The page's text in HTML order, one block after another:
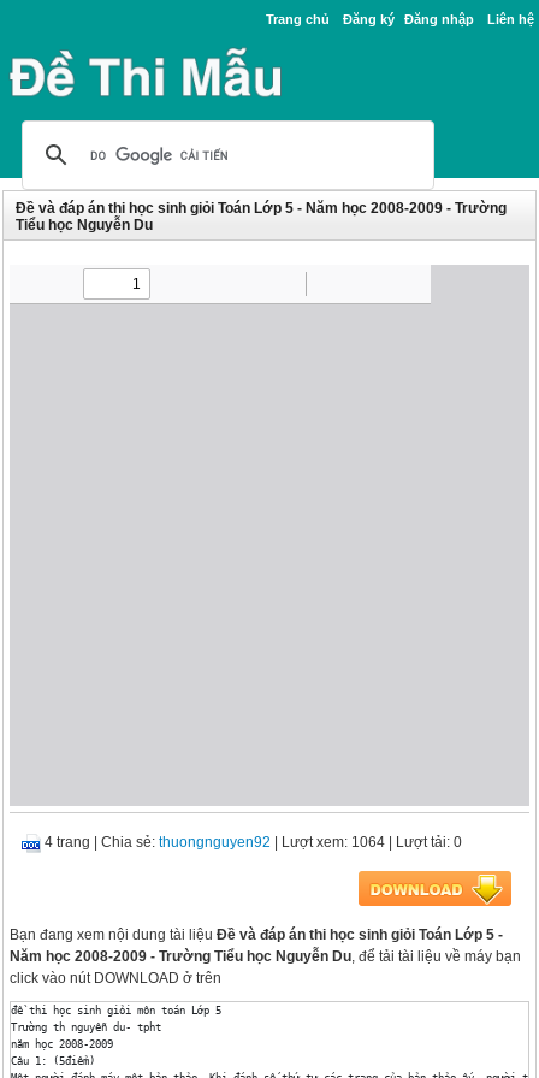
Trang chủ Đăng ký Đăng nhập Liên hệ
Đề và đáp án thi học sinh giỏi Toán Lớp 5 - Năm học 2008-2009 - Trường
Tiểu học Nguyễn Du
4 trang |Chia sẻ:thuongnguyen92 | Lượt xem: 1064 | Lượt tải: 0
Bạn đang xem nội dung tài liệuĐề và đáp án thi học sinh giỏi Toán Lớp 5 -
Năm học 2008-2009 - Trường Tiểu học Nguyễn Du, để tải tài liệu về máy bạn
click vào nút DOWNLOAD ở trên
đề thi học sinh giỏi môn toán Lớp 5
Trường th nguyễn du- tpht
năm học 2008-2009
Câu 1: (5điểm)